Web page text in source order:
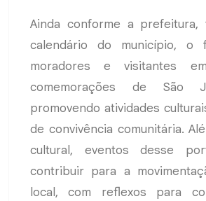
Ainda conforme a prefeitura,
calendário do município, o
moradores e visitantes
comemorações de São
promovendo atividades
de convivência comunitária.
cultural, eventos desse
contribuir para a
local, com reflexos para